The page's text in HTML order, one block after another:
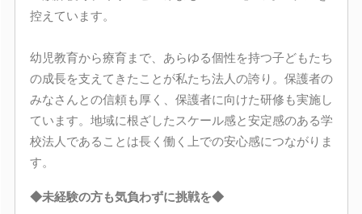
控えています。
幼児教育から療育まで、あらゆる個性を持つ子どもたち
の成長を支えてきたことが私たち法人の誇り。保護者の
みなさんとの信頼も厚く、保護者に向けた研修も実施し
ています。地域に根ざしたスケール感と安定感のある学
校法人であることは長く働く上での安心感につながりま
す。
◆未経験の方も気負わずに挑戦を◆